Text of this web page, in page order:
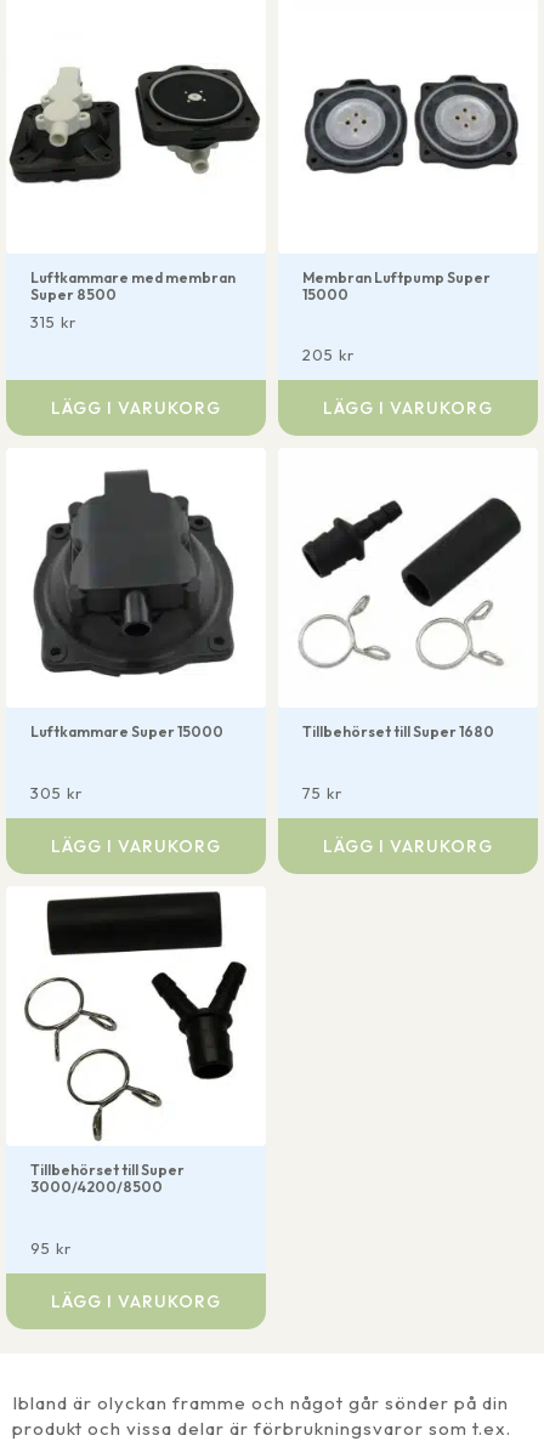
Luftkammare med membran
Super 8500
315 kr
LÄGG I VARUKORG
Membran Luftpump Super
15000
205 kr
LÄGG I VARUKORG
Luftkammare Super 15000
305 kr
LÄGG I VARUKORG
Tillbehörset till Super 1680
75 kr
LÄGG I VARUKORG
Tillbehörset till Super
3000/4200/8500
95 kr
LÄGG I VARUKORG
Ibland är olyckan framme och något går sönder på din
produkt och vissa delar är förbrukningsvaror som t.ex.